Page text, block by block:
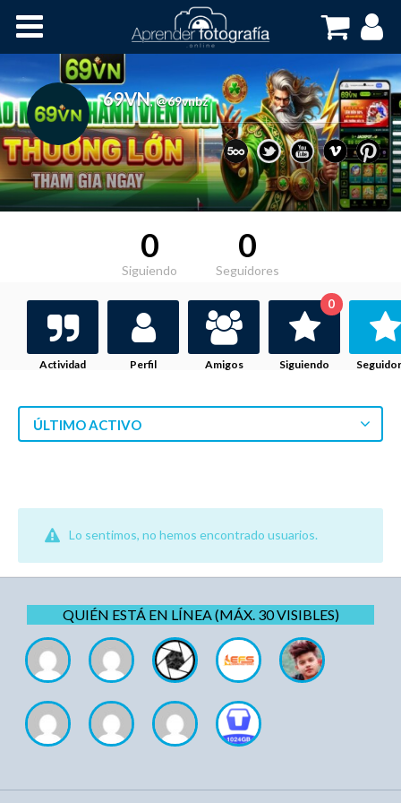
Cursos OnLine
69VN,@69vnbz
0
Siguiendo
0
Seguidores
Actividad Perfil Amigos Siguiendo
0
ÚLTIMO ACTIVO
Lo sentimos, no hemos encontrado usuarios.
QUIÉN ESTÁ EN LÍNEA (MÁX. 30 VISIBLES)